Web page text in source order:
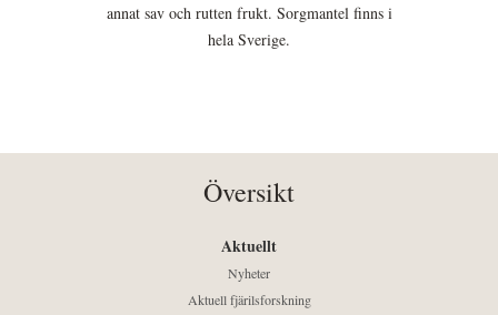
annat sav och rutten frukt. Sorgmantel finns i
hela Sverige.
Översikt
Aktuellt
Nyheter
Aktuell fjärilsforskning